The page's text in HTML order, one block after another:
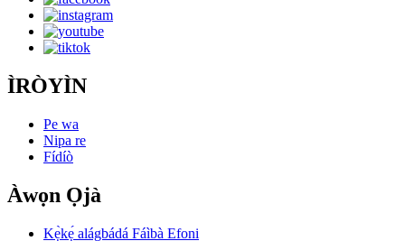
ÌRÒYÌN
Pe wa
Nipa re
Fídíò
Àwọn Ọjà
Kẹ̀kẹ́ alágbádá Fáìbà Efoni